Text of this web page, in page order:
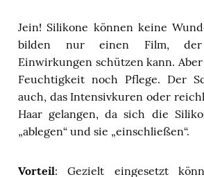
Jein! Silikone können keine
bilden nur einen Film,
Einwirkungen schützen kann.
Feuchtigkeit noch Pflege. Der
auch, das Intensivkuren oder
Haar gelangen, da sich die
„ablegen“ und sie „einschließen“.
Vorteil: Gezielt eingesetzt